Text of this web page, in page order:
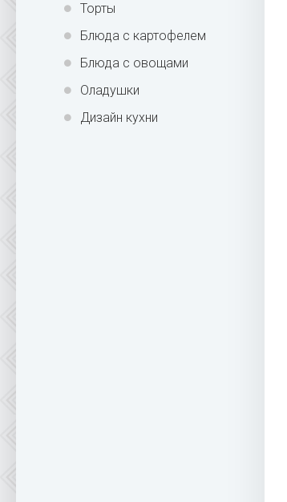
Торты
Блюда с картофелем
Блюда с овощами
Оладушки
Дизайн кухни